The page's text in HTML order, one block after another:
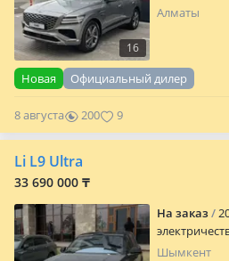
16
Алматы
Новая Официальный дилер
8 августа 200 9
Li L9 Ultra
33 690 000 ₸
На заказ
Шымкент